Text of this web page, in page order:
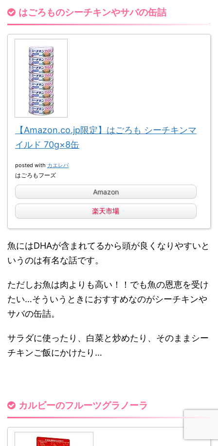
はごろものシーチキンやサバの缶詰
【Amazon.co.jp限定】はごろも シーチキンマ
イルド 70g×8缶
posted with カエレバ
はごろもフーズ
Amazon
楽天市場
魚にはDHAが含まれてるから頭が良くなりやすいと
いうのは有名な話です。
ただしお魚は肉よりも高い！！でも魚の恩恵を受け
たい…そういうときにおすすめなのがシーチキンや
サバの缶詰。
サラダに使ったり、白菜と炒めたり、そのままシー
チキンご飯にかけた り…
カルビーのフルーツグラノーラ